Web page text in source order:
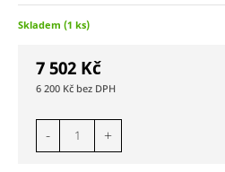
Skladem (1 ks)
7 502 Kč
6 200 Kč
- +